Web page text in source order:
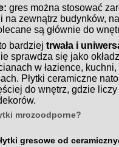
gres można stosować
na zewnątrz budynków,
są głównie do
bardziejtrwała i
sprawdza się jako
w łazience,
Płytki ceramiczne
do wnętrz, gdzie
mrozoodporne?
gresowe od